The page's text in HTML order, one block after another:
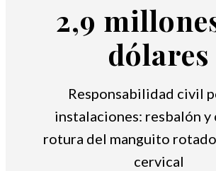
2,9
dólares
Responsabilidad civil
instalaciones: resbalón y
rotura del manguito
cervical